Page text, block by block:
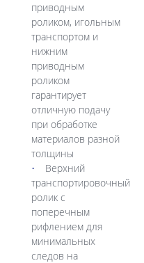
приводным
роликом, игольным
транспортом и
нижним
приводным
роликом
гарантирует
отличную подачу
при обработке
материалов разной
толщины
Верхний
транспортировочный
ролик с
поперечным
рифлением для
минимальных
следов на